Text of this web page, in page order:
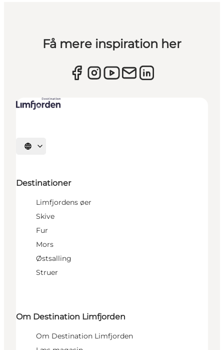
Få mere inspiration her
Vælg sprog
Destinationer
Limfjordens øer
Skive
Fur
Mors
Østsalling
Struer
Om Destination Limfjorden
Om Destination Limfjorden